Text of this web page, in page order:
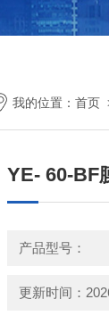
我的位置： 首页
YE- 60-BF
产品型号：
更新时间：